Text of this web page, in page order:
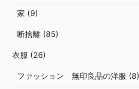
家 (9)
断捨離 (85)
衣服 (26)
ファッション 無印良品の洋服 (8)